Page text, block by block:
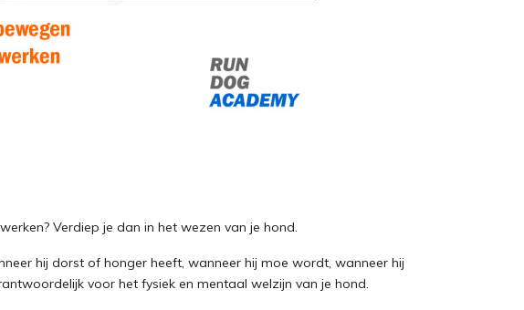
Verdiep je dan in het wezen van je hond.
hij dorst of honger heeft, wanneer hij moe wordt, wanneer hij
voor het fysiek en mentaal welzijn van je hond.